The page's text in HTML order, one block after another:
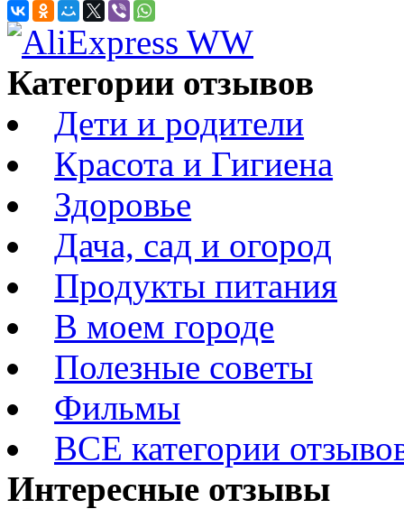
Категории отзывов
Дети и родители
Красота и Гигиена
Здоровье
Дача, сад и огород
Продукты питания
В моем городе
Полезные советы
Фильмы
ВСЕ категории
Интересные отзывы